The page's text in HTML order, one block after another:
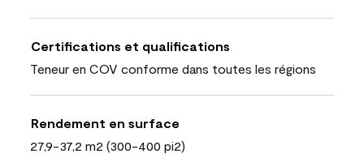
Certifications et qualifications
Teneur en COV conforme dans toutes les régions
Rendement en surface
27,9-37,2 m2 (300-400 pi2)